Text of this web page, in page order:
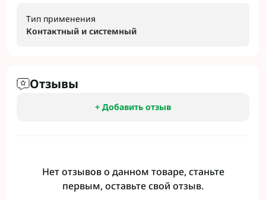
Тип применения
Контактный и системный
Отзывы
+ Добавить отзыв
Нет отзывов о данном товаре, станьте
первым, оставьте свой отзыв.